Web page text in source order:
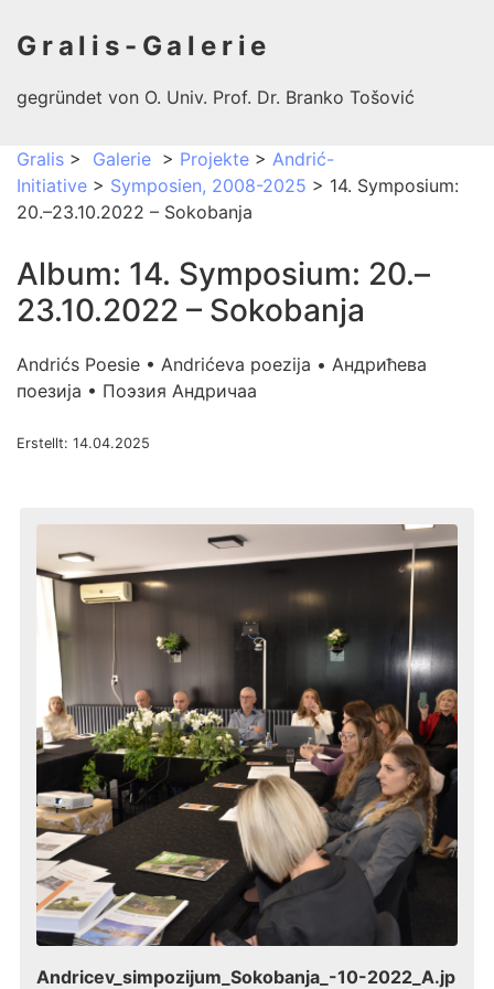
Gralis-Galerie
gegründet von O. Univ. Prof. Dr. Branko Tošović
Gralis > Galerie > Projekte > Andrić-
Initiative > Symposien, 2008-2025 > 14. Symposium:
20.–23.10.2022 – Sokobanja
Album: 14. Symposium: 20.–
23.10.2022 – Sokobanja
Andrićs Poesie • Andrićeva poezija • Андрићева
поезија • Поэзия Андричаа
Erstellt: 14.04.2025
Andricev_simpozijum_Sokobanja_-10-2022_A.jp